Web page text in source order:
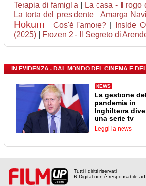
Terapia di famiglia
La casa - Il rogo
La torta del presidente| Amarga
Hokum Cos'è l'amore? Inside
(2025)
Frozen 2 - Il Segreto di
IN EVIDENZA - DAL MONDO DEL CINEMA E
NEWS
La gestione
pandemia in
Inghilterra
una serie tv
Leggi la news
Tutti i diritti riservati
R Digital non è responsabile